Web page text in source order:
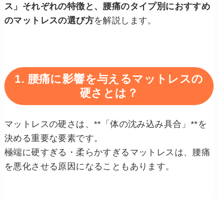
ス」それぞれの特徴と、腰痛のタイプ別におすすめ
のマットレスの選び方を解説します。
1. 腰痛に影響を与えるマットレスの
硬さとは？
マットレスの硬さは、**「体の沈み込み具合」**を
決める重要な要素です。
極端に硬すぎる・柔らかすぎるマットレスは、腰痛
を悪化させる原因になることもあります。